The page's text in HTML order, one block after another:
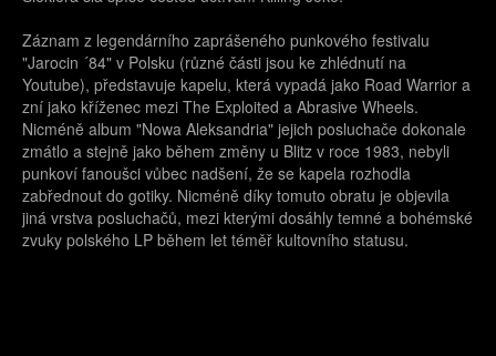
Záznam z legendárního zaprášeného punkového festivalu
"Jarocin ´84" v Polsku (různé části jsou ke zhlédnutí na
Youtube), představuje kapelu, která vypadá jako Road Warrior a
zní jako kříženec mezi The Exploited a Abrasive Wheels.
Nicméně album "Nowa Aleksandria" jejich posluchače dokonale
zmátlo a stejně jako během změny u Blitz v roce 1983, nebyli
punkoví fanoušci vůbec nadšení, že se kapela rozhodla
zabřednout do gotiky. Nicméně díky tomuto obratu je objevila
jiná vrstva posluchačů, mezi kterými dosáhly temné a bohémské
zvuky polského LP během let téměř kultovního statusu.